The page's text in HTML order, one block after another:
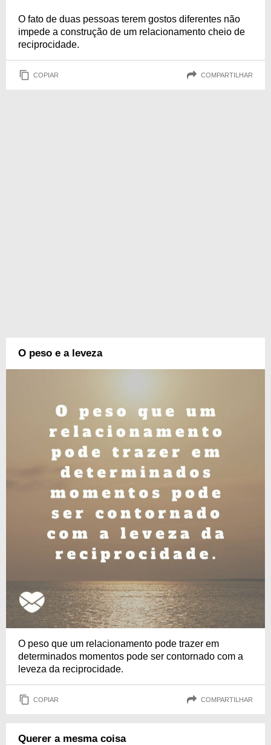
O fato de duas pessoas terem gostos diferentes não
impede a construção de um relacionamento cheio de
reciprocidade.
COPIAR COMPARTILHAR
O peso e a leveza
O peso que um relacionamento pode trazer em
determinados momentos pode ser contornado com a
leveza da reciprocidade.
COPIAR COMPARTILHAR
Querer a mesma coisa